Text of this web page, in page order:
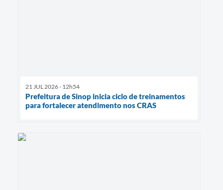
21 JUL 2026 - 12h54
Prefeitura de Sinop inicia ciclo de treinamentos
para fortalecer atendimento nos CRAS